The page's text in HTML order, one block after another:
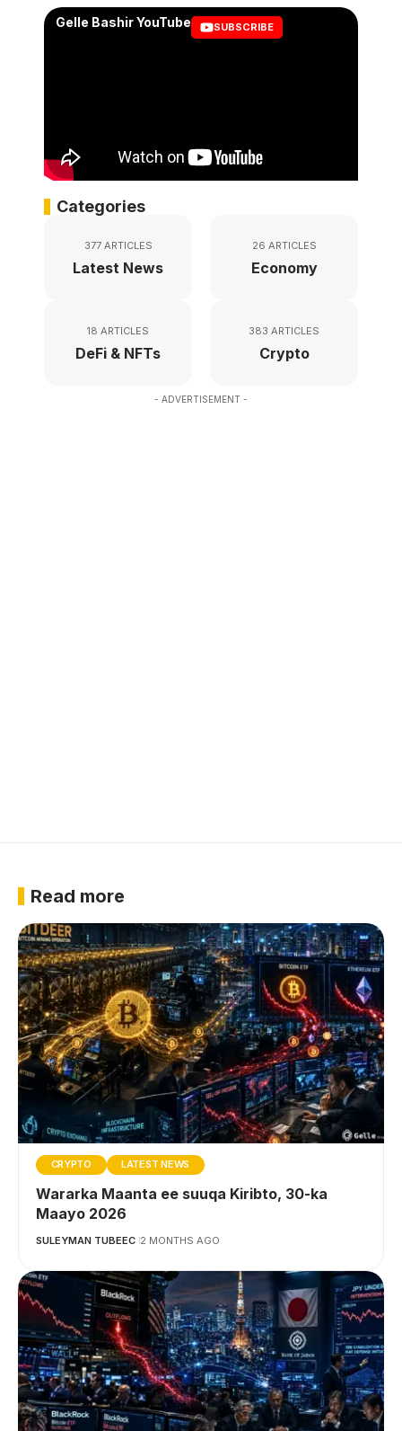
Gelle Bashir YouTube SUBSCRIBE
Categories
377 ARTICLES
Latest News
26 ARTICLES
Economy
18 ARTICLES
DeFi & NFTs
383 ARTICLES
Crypto
- ADVERTISEMENT -
Read more
CRYPTO LATEST NEWS
Wararka Maanta ee suuqa Kiribto, 30-ka
Maayo 2026
SULEYMAN TUBEEC 2 MONTHS AGO